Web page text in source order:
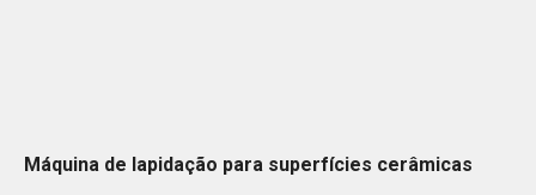
Máquina de lapidação para superfícies cerâmicas